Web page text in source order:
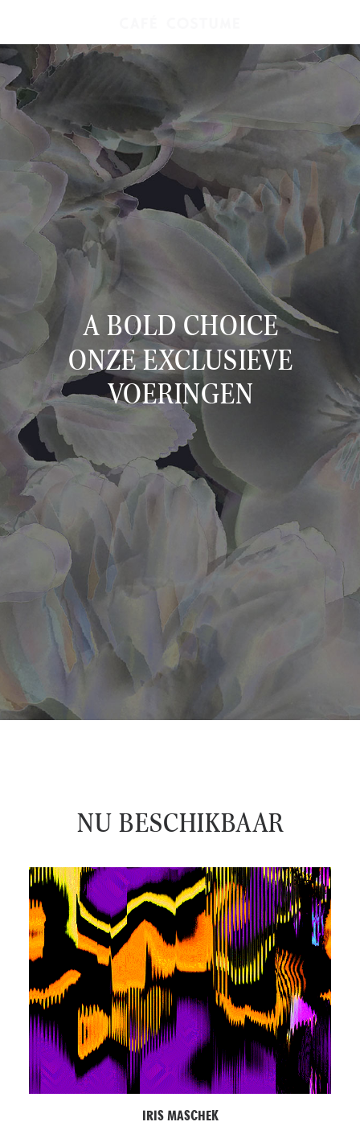
A BOLD CHOICE
ONZE EXCLUSIEVE
VOERINGEN
NU BESCHIKBAAR
IRIS MASCHEK